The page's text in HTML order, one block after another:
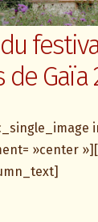
contenu
Gaïa
»center